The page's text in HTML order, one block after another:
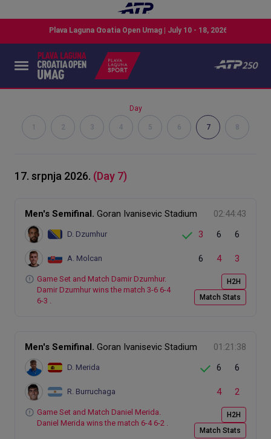
17. srpnja 2026. (Day 7)
Day
1 2 3 4 5 6 7 8
Men's Semifinal. Goran Ivanisevic Stadium 02:44:43
D. Dzumhur 3 6 6
A. Molcan 6 4 3
Game Set and Match Damir Dzumhur.
Damir Dzumhur wins the match 3-6 6-4
6-3 .
H2H
Match Stats
Men's Semifinal. Goran Ivanisevic Stadium 01:21:38
D. Merida 6 6
R. Burruchaga 4 2
Game Set and Match Daniel Merida.
Daniel Merida wins the match 6-4 6-2 .
H2H
Match Stats